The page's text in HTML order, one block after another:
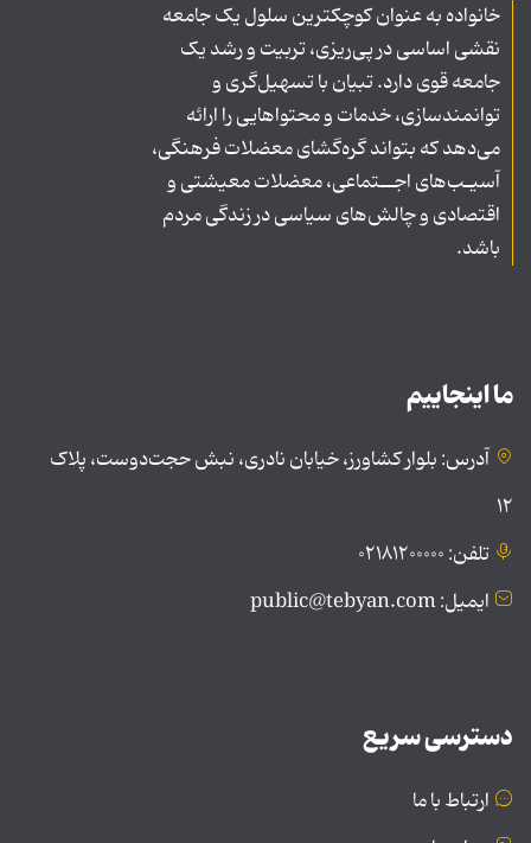
خانواده به عنوان کوچکترین سلول یک جامعه
نقشی اساسی در پی‌ریزی، تربیت و رشد یک
جامعه قوی دارد. تبیان با تسهیل‌گری و
توانمندسازی، خدمات و محتواهایی را ارائه
می‌دهد که بتواند گره‌گشای معضلات فرهنگی،
آسیـب‌های اجــتماعی، معضلات معیشتی و
اقتصادی و چالش‌های سیاسی در زندگی مردم
باشد.
ما اینجاییم
آدرس: بلوار کشاورز، خیابان نادری، نبش حجت‌دوست، پلاک
۱۲
تلفن: ۰۲۱۸۱۲۰۰۰۰۰
ایمیل: public@tebyan.com
دسترسی سریع
ارتباط با ما